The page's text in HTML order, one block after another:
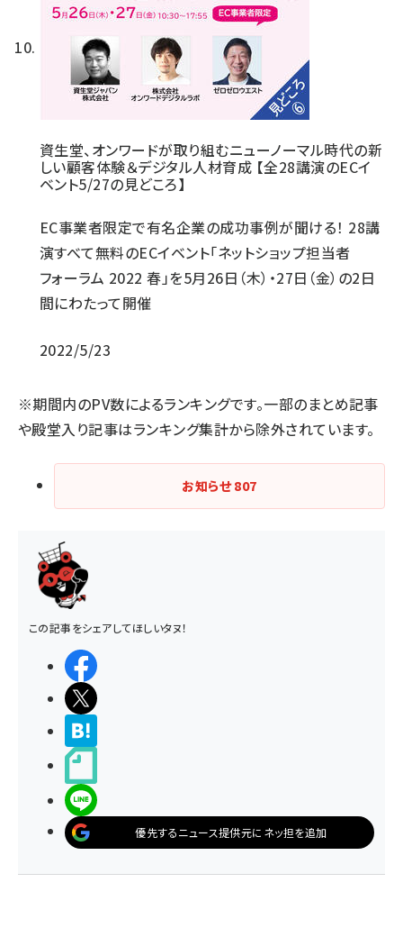
資生堂、オンワードが取り組むニューノーマル時代の新
しい顧客体験＆デジタル人材育成 【全28講演のECイ
ベント5/27の見どころ】
EC事業者限定で有名企業の成功事例が聞ける！ 28講
演すべて無料のECイベント「ネットショップ担当者
フォーラム 2022 春」を5月26日（木）・27日（金）の2日
間にわたって開催
2022/5/23
※期間内のPV数によるランキングです。一部のまとめ記事
や殿堂入り記事はランキング集計から除外されています。
お知らせ807
この記事をシェアしてほしいタヌ！
優先するニュース提供元にネッ担を追加